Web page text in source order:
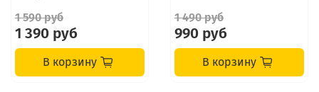
1 590 руб
1 390 руб
В корзину
1 490 руб
990 руб
В корзину